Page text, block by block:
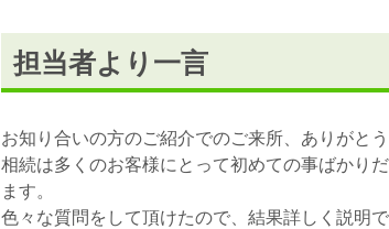
担当者より一言
お知り合いの方のご紹介でのご来所、ありがとう
相続は多くのお客様にとって初めての事ばかり
ます。
色々な質問をして頂けたので、結果詳しく説明